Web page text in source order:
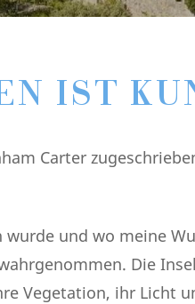
IST
Carter
und wo meine
Die
Vegetation, ihr Licht